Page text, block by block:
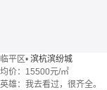
临平区• 滨杭滨纷城
均价： 15500元/㎡
英雄：我去看过，很齐全。